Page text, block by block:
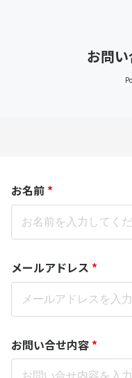
お問
お名前 *
メールアドレス *
お問い合せ内容 *